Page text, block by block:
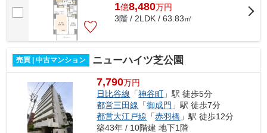
1億8,480万円
3階 / 2LDK / 63.83㎡
売買 | 中古マンション ニューハイツ芝公園
7,790万円
日比谷線 「神谷町 」駅 徒歩5分
都営三田線 「御成門 」駅 徒歩7分
都営大江戸線 「赤羽橋 」駅 徒歩12分
築43年 / 10階建 地下1階